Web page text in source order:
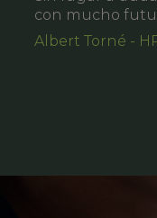
con mucho
Albert Torné -